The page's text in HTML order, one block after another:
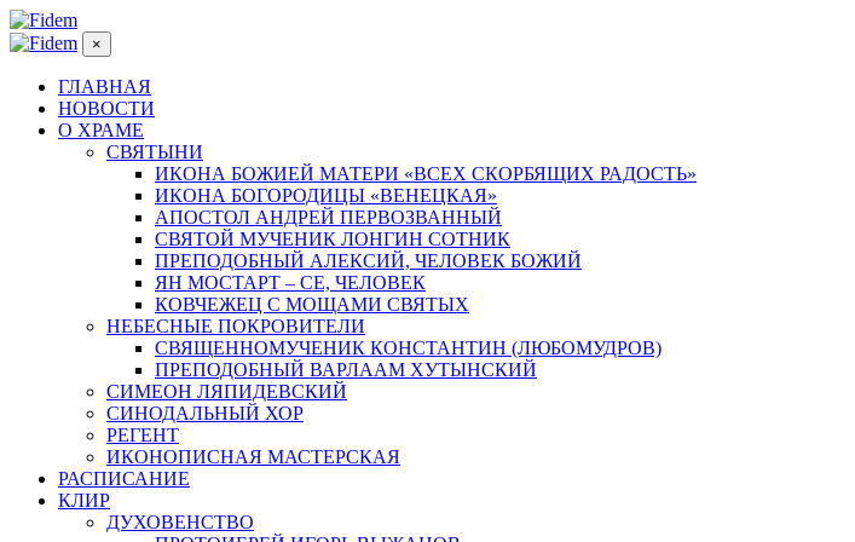
×
ГЛАВНАЯ
НОВОСТИ
О ХРАМЕ
СВЯТЫНИ
ИКОНА БОЖИЕЙ МАТЕРИ «ВСЕХ СКОРБЯЩИХ РАДОСТЬ»
ИКОНА БОГОРОДИЦЫ «ВЕНЕЦКАЯ»
АПОСТОЛ АНДРЕЙ ПЕРВОЗВАННЫЙ
СВЯТОЙ МУЧЕНИК ЛОНГИН СОТНИК
ПРЕПОДОБНЫЙ АЛЕКСИЙ, ЧЕЛОВЕК БОЖИЙ
ЯН МОСТАРТ – СЕ, ЧЕЛОВЕК
КОВЧЕЖЕЦ С МОЩАМИ СВЯТЫХ
НЕБЕСНЫЕ ПОКРОВИТЕЛИ
СВЯЩЕННОМУЧЕНИК КОНСТАНТИН (ЛЮБОМУДРОВ)
ПРЕПОДОБНЫЙ ВАРЛААМ ХУТЫНСКИЙ
СИМЕОН ЛЯПИДЕВСКИЙ
СИНОДАЛЬНЫЙ ХОР
РЕГЕНТ
ИКОНОПИСНАЯ МАСТЕРСКАЯ
РАСПИСАНИЕ
КЛИР
ДУХОВЕНСТВО